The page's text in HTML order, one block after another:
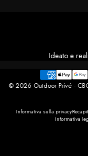
Ideato e
© 2026 Outdoor Privé -
Informativa sulla privacy
Informativa